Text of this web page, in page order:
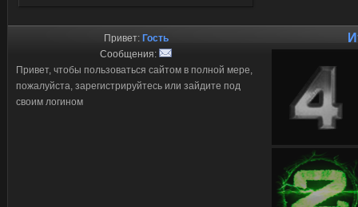
Привет: Гость
Сообщения:
Привет, чтобы пользоваться сайтом в полной мере,
пожалуйста, зарегистрируйтесь или зайдите под
своим логином